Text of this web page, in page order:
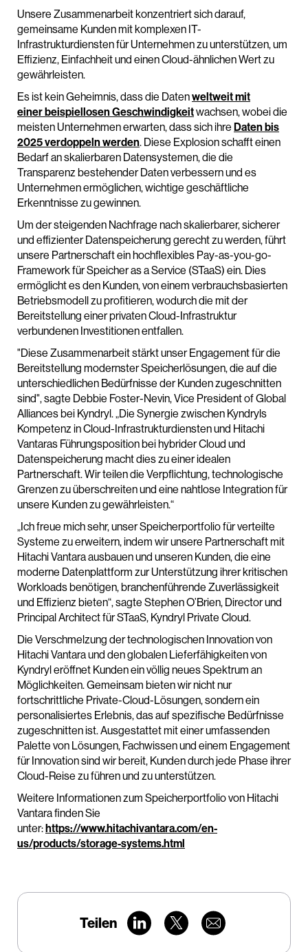
Unsere Zusammenarbeit konzentriert sich darauf,
gemeinsame Kunden mit komplexen IT-
Infrastrukturdiensten für Unternehmen zu unterstützen, um
Effizienz, Einfachheit und einen Cloud-ähnlichen Wert zu
gewährleisten.
Es ist kein Geheimnis, dass die Datenweltweit mit
einer beispiellosen Geschwindigkeitwachsen, wobei die
meisten Unternehmen erwarten, dass sich ihre Daten bis
2025 verdoppeln werden. Diese Explosion schafft einen
Bedarf an skalierbaren Datensystemen, die die
Transparenz bestehender Daten verbessern und es
Unternehmen ermöglichen, wichtige geschäftliche
Erkenntnisse zu gewinnen.
Um der steigenden Nachfrage nach skalierbarer, sicherer
und effizienter Datenspeicherung gerecht zu werden, führt
unsere Partnerschaft ein hochflexibles Pay-as-you-go-
Framework für Speicher as a Service (STaaS) ein. Dies
ermöglicht es den Kunden, von einem verbrauchsbasierten
Betriebsmodell zu profitieren, wodurch die mit der
Bereitstellung einer privaten Cloud-Infrastruktur
verbundenen Investitionen entfallen.
"Diese Zusammenarbeit stärkt unser Engagement für die
Bereitstellung modernster Speicherlösungen, die auf die
unterschiedlichen Bedürfnisse der Kunden zugeschnitten
sind", sagte Debbie Foster-Nevin, Vice President of Global
Alliances bei Kyndryl. „Die Synergie zwischen Kyndryls
Kompetenz in Cloud-Infrastrukturdiensten und Hitachi
Vantaras Führungsposition bei hybrider Cloud und
Datenspeicherung macht dies zu einer idealen
Partnerschaft. Wir teilen die Verpflichtung, technologische
Grenzen zu überschreiten und eine nahtlose Integration für
unsere Kunden zu gewährleisten.“
„Ich freue mich sehr, unser Speicherportfolio für verteilte
Systeme zu erweitern, indem wir unsere Partnerschaft mit
Hitachi Vantara ausbauen und unseren Kunden, die eine
moderne Datenplattform zur Unterstützung ihrer kritischen
Workloads benötigen, branchenführende Zuverlässigkeit
und Effizienz bieten“, sagte Stephen O’Brien, Director und
Principal Architect für STaaS, Kyndryl Private Cloud.
Die Verschmelzung der technologischen Innovation von
Hitachi Vantara und den globalen Lieferfähigkeiten von
Kyndryl eröffnet Kunden ein völlig neues Spektrum an
Möglichkeiten. Gemeinsam bieten wir nicht nur
fortschrittliche Private-Cloud-Lösungen, sondern ein
personalisiertes Erlebnis, das auf spezifische Bedürfnisse
zugeschnitten ist. Ausgestattet mit einer umfassenden
Palette von Lösungen, Fachwissen und einem Engagement
für Innovation sind wir bereit, Kunden durch jede Phase ihrer
Cloud-Reise zu führen und zu unterstützen.
Weitere Informationen zum Speicherportfolio von Hitachi
Vantara finden Sie
unter:https://www.hitachivantara.com/en-
us/products/storage-systems.html
Teilen